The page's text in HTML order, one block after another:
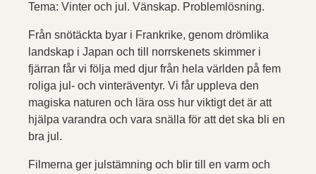
Tema: Vinter och jul. Vänskap. Problemlösning.
Från snötäckta byar i Frankrike, genom drömlika
landskap i Japan och till norrskenets skimmer i
fjärran får vi följa med djur från hela världen på fem
roliga jul- och vinteräventyr. Vi får uppleva den
magiska naturen och lära oss hur viktigt det är att
hjälpa varandra och vara snälla för att det ska bli en
bra jul.
Filmerna ger julstämning och blir till en varm och